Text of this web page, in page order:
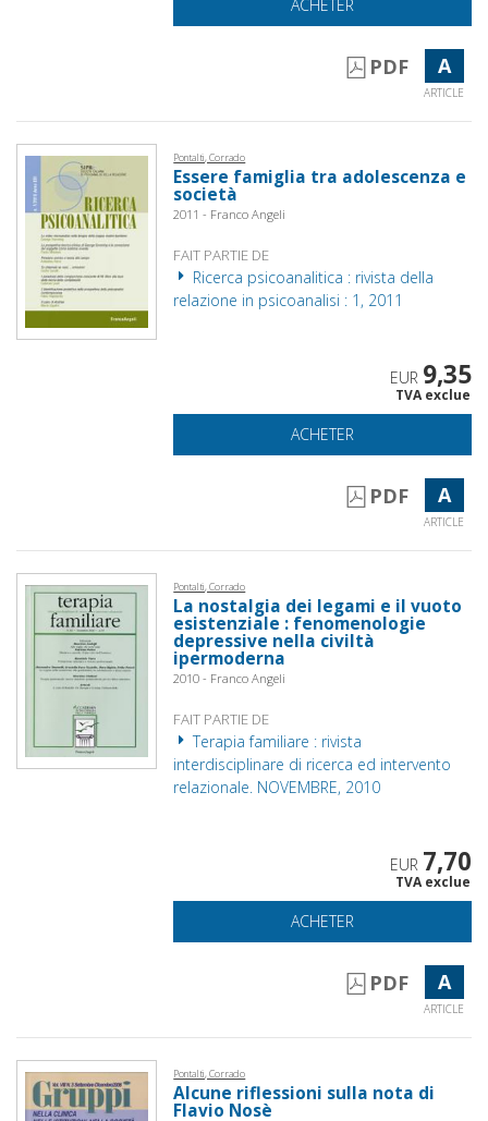
ACHETER
PDF A
ARTICLE
Pontalti, Corrado
Essere famiglia tra adolescenza e
società
2011 - Franco Angeli
FAIT PARTIE DE
Ricerca psicoanalitica : rivista della
relazione in psicoanalisi : 1, 2011
EUR 9,35
TVA exclue
ACHETER
PDF A
ARTICLE
Pontalti, Corrado
La nostalgia dei legami e il vuoto
esistenziale : fenomenologie
depressive nella civiltà
ipermoderna
2010 - Franco Angeli
FAIT PARTIE DE
Terapia familiare : rivista
interdisciplinare di ricerca ed intervento
relazionale. NOVEMBRE, 2010
EUR 7,70
TVA exclue
ACHETER
PDF A
ARTICLE
Pontalti, Corrado
Alcune riflessioni sulla nota di
Flavio Nosè